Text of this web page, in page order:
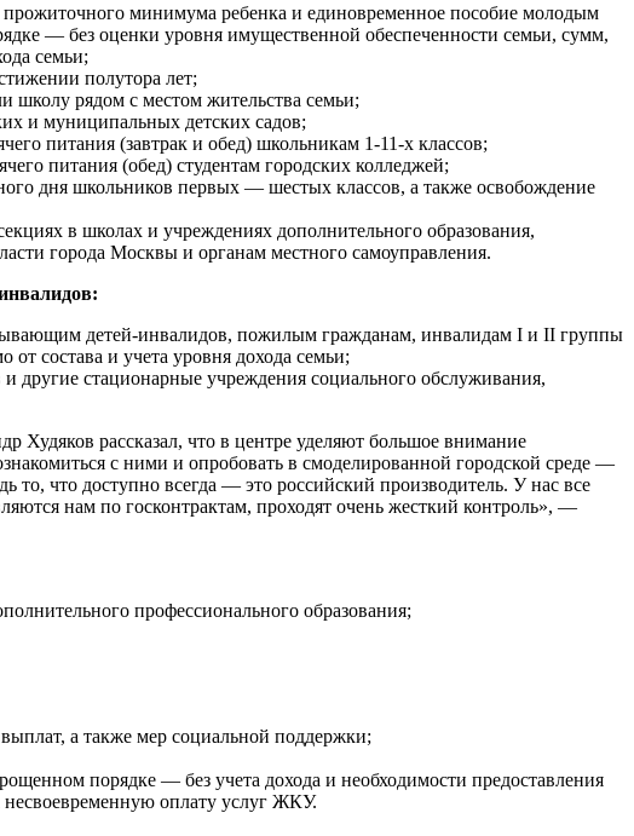
прожиточного минимума ребенка и единовременное пособие молодым
— без оценки уровня имущественной обеспеченности семьи, сумм,
семьи;
полутора лет;
школу рядом с местом жительства семьи;
и муниципальных детских садов;
питания (завтрак и обед) школьникам 1-11-х классов;
питания (обед) студентам городских колледжей;
дня школьников первых — шестых классов, а также освобождение
в школах и учреждениях дополнительного образования,
города Москвы и органам местного самоуправления.
детей-инвалидов, пожилым гражданам, инвалидам I и II группы
состава и учета уровня дохода семьи;
другие стационарные учреждения социального обслуживания,
Худяков рассказал, что в центре уделяют большое внимание
с ними и опробовать в смоделированной городской среде —
то, что доступно всегда — это российский производитель. У нас все
нам по госконтрактам, проходят очень жесткий контроль», —
профессионального образования;
а также мер социальной поддержки;
порядке — без учета дохода и необходимости предоставления
несвоевременную оплату услуг ЖКУ.